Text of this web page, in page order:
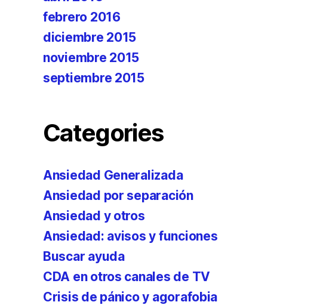
febrero 2016
diciembre 2015
noviembre 2015
septiembre 2015
Categories
Ansiedad Generalizada
Ansiedad por separación
Ansiedad y otros
Ansiedad: avisos y funciones
Buscar ayuda
CDA en otros canales de TV
Crisis de pánico y agorafobia